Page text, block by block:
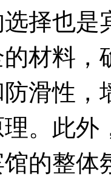
也是
材料，
滑性
。此外
的整体